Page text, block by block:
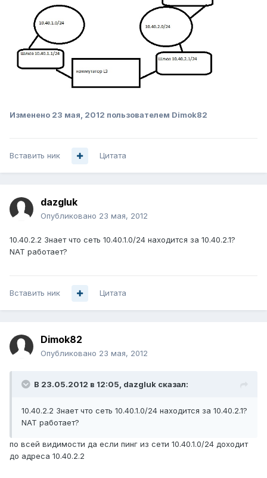
Изменено 23 мая, 2012 пользователем Dimok82
Вставить ник Цитата
dazgluk
Опубликовано 23 мая, 2012
10.40.2.2 Знает что сеть 10.40.1.0/24 находится за 10.40.2.1?
NAT работает?
Вставить ник Цитата
Dimok82
Опубликовано 23 мая, 2012
В 23.05.2012 в 12:05, dazgluk сказал:
10.40.2.2 Знает что сеть 10.40.1.0/24 находится за 10.40.2.1?
NAT работает?
по всей видимости да если пинг из сети 10.40.1.0/24 доходит
до адреса 10.40.2.2